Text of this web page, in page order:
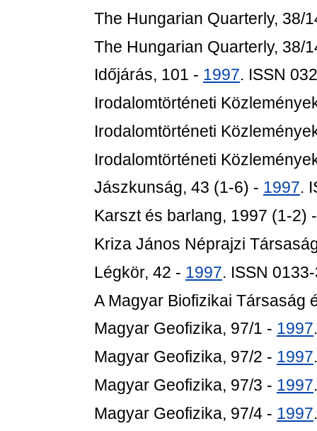
The Hungarian Quarterly, 38/
The Hungarian Quarterly, 38/
Időjárás, 101 - 1997. ISSN
Irodalomtörténeti
Irodalomtörténeti
Irodalomtörténeti
Jászkunság, 43 (1-6) - 1997.
Karszt és barlang, 1997 (1-2)
Kriza János Néprajzi
Légkör, 42 - 1997. ISSN
A Magyar Biofizikai Társaság
Magyar Geofizika, 97/1 - 1997
Magyar Geofizika, 97/2 - 1997
Magyar Geofizika, 97/3 - 1997
Magyar Geofizika, 97/4 - 1997